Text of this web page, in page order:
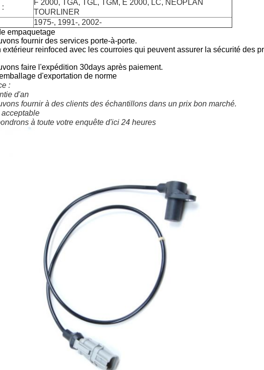
:
F 2000, TGA, TGL, TGM, E 2000, LC, NEOPLAN
TOURLINER
1975-, 1991-, 2002-
empaquetage
fournir des services porte-à-porte.
extérieur reinfoced avec les courroies qui peuvent assurer la sécurité des
faire l'expédition 30days après paiement.
d'exportation de norme
:
d'an
fournir à des clients des échantillons dans un prix bon marché.
à toute votre enquête d'ici 24 heures